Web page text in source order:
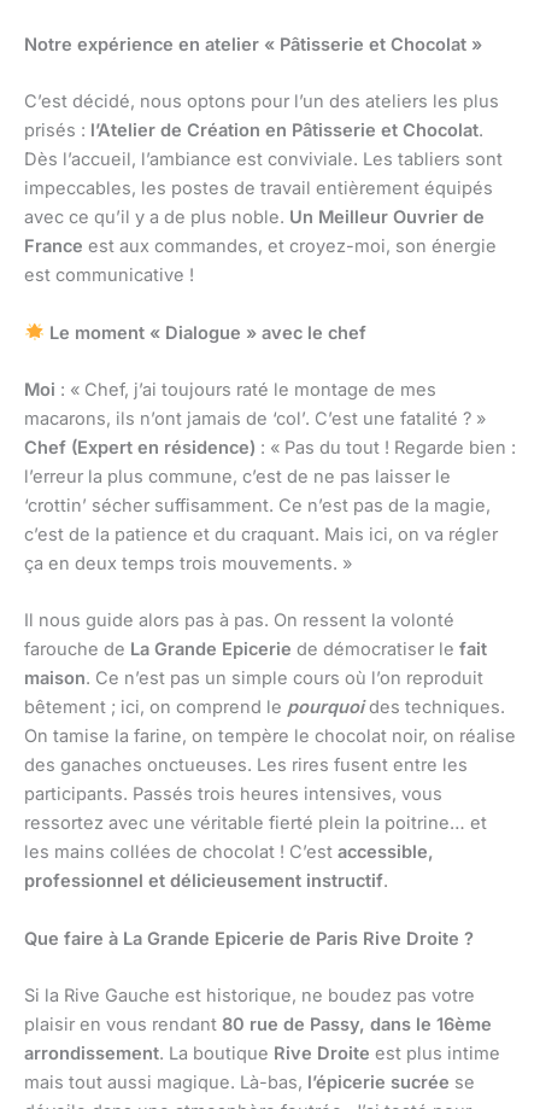
Notre expérience en atelier « Pâtisserie et Chocolat »
C’est décidé, nous optons pour l’un des ateliers les plus
prisés : l’Atelier de Création en Pâtisserie et Chocolat.
Dès l’accueil, l’ambiance est conviviale. Les tabliers sont
impeccables, les postes de travail entièrement équipés
avec ce qu’il y a de plus noble. Un Meilleur Ouvrier de
France est aux commandes, et croyez-moi, son énergie
est communicative !
Le moment « Dialogue » avec le chef
Moi : « Chef, j’ai toujours raté le montage de mes
macarons, ils n’ont jamais de ‘col’. C’est une fatalité ? »
Chef (Expert en résidence) : « Pas du tout ! Regarde bien :
l’erreur la plus commune, c’est de ne pas laisser le
‘crottin’ sécher suffisamment. Ce n’est pas de la magie,
c’est de la patience et du craquant. Mais ici, on va régler
ça en deux temps trois mouvements. »
Il nous guide alors pas à pas. On ressent la volonté
farouche de La Grande Epicerie de démocratiser le fait
maison. Ce n’est pas un simple cours où l’on reproduit
bêtement ; ici, on comprend le pourquoides techniques.
On tamise la farine, on tempère le chocolat noir, on réalise
des ganaches onctueuses. Les rires fusent entre les
participants. Passés trois heures intensives, vous
ressortez avec une véritable fierté plein la poitrine… et
les mains collées de chocolat ! C’est accessible,
professionnel et délicieusement instructif.
Que faire à La Grande Epicerie de Paris Rive Droite ?
Si la Rive Gauche est historique, ne boudez pas votre
plaisir en vous rendant 80 rue de Passy, dans le 16ème
arrondissement. La boutique Rive Droite est plus intime
mais tout aussi magique. Là-bas, l’épicerie sucrée se